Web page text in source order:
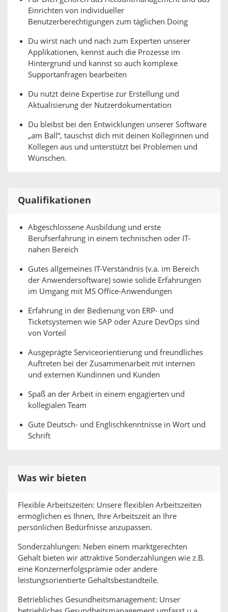
Einrichten von individueller
Benutzerberechtigungen zum täglichen Doing
Du wirst nach und nach zum Experten unserer
Applikationen, kennst auch die Prozesse im
Hintergrund und kannst so auch komplexe
Supportanfragen bearbeiten
Du nutzt deine Expertise zur Erstellung und
Aktualisierung der Nutzerdokumentation
Du bleibst bei den Entwicklungen unserer Software
„am Ball“, tauschst dich mit deinen Kolleginnen und
Kollegen aus und unterstützt bei Problemen und
Wünschen.
Qualifikationen
Abgeschlossene Ausbildung und erste
Berufserfahrung in einem technischen oder IT-
nahen Bereich
Gutes allgemeines IT-Verständnis (v.a. im Bereich
der Anwendersoftware) sowie solide Erfahrungen
im Umgang mit MS Office-Anwendungen
Erfahrung in der Bedienung von ERP- und
Ticketsystemen wie SAP oder Azure DevOps sind
von Vorteil
Ausgeprägte Serviceorientierung und freundliches
Auftreten bei der Zusammenarbeit mit internen
und externen Kundinnen und Kunden
Spaß an der Arbeit in einem engagierten und
kollegialen Team
Gute Deutsch- und Englischkenntnisse in Wort und
Schrift
Was wir bieten
Flexible Arbeitszeiten: Unsere flexiblen Arbeitszeiten
ermöglichen es Ihnen, Ihre Arbeitszeit an Ihre
persönlichen Bedürfnisse anzupassen.
Sonderzahlungen: Neben einem marktgerechten
Gehalt bieten wir attraktive Sonderzahlungen wie z.B.
eine Konzernerfolgsprämie oder andere
leistungsorientierte Gehaltsbestandteile.
Betriebliches Gesundheitsmanagement: Unser